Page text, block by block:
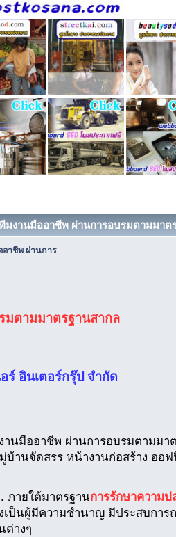
งานมืออาชีพ ผ่านการอบรมตามมาต
าชีพ ผ่านการ
มตามมาตรฐานสากล
ร์ อินเตอร์กรุ๊ป จำกัด
นมืออาชีพ ผ่านการอบรมตามมา
บ้านจัดสรร หน้างานก่อสร้าง ออ
ภายใต้มาตรฐานการรักษาความป
เป็นผู้มีความชำนาญ มีประสบกา
ต่างๆ